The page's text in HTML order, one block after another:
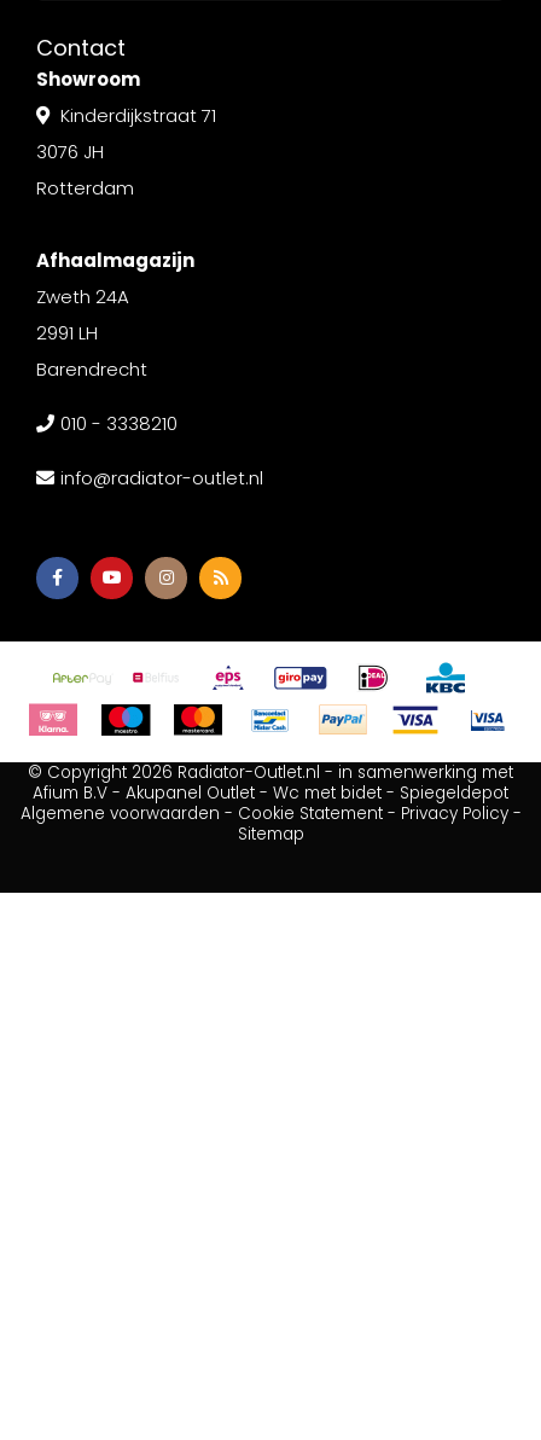
Contact
Showroom
Kinderdijkstraat 71
3076 JH
Rotterdam
Afhaalmagazijn
Zweth 24A
2991 LH
Barendrecht
010 - 3338210
info@radiator-outlet.nl
© Copyright 2026 Radiator-Outlet.nl - in samenwerking met
Afium B.V - Akupanel Outlet - Wc met bidet - Spiegeldepot
Algemene voorwaarden - Cookie Statement- Privacy Policy-
Sitemap